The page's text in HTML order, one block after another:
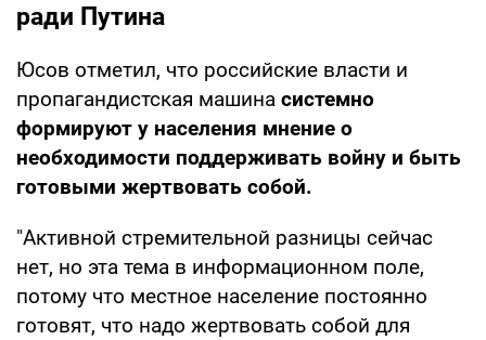
ради Путина
Юсов отметил, что российские власти и
пропагандистская машина системно
формируют у населения мнение о
необходимости поддерживать войну и быть
готовыми жертвовать собой.
"Активной стремительной разницы сейчас
нет, но эта тема в информационном поле,
потому что местное население постоянно
готовят, что надо жертвовать собой для